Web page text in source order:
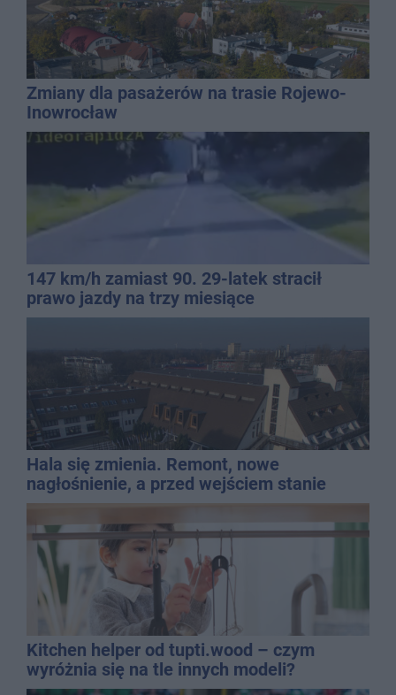
Zmiany dla pasażerów na trasie Rojewo-
Inowrocław
147 km/h zamiast 90. 29-latek stracił
prawo jazdy na trzy miesiące
Hala się zmienia. Remont, nowe
nagłośnienie, a przed wejściem stanie
QEMETICA ARENA
Kitchen helper od tupti.wood – czym
wyróżnia się na tle innych modeli?